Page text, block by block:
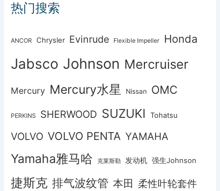
热门搜索
ANCOR Chrysler Evinrude Flexible Impeller Honda
Jabsco Johnson Mercruiser
Mercury Mercury水星 Nissan OMC
PERKINS SHERWOOD SUZUKI Tohatsu
VOLVO VOLVO PENTA YAMAHA
Yamaha雅马哈 克莱斯勒 发动机 强生Johnson
捷斯克 排气波纹管 本田 柔性叶轮套件